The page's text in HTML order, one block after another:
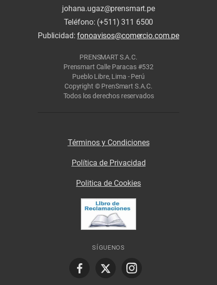
johana.ugaz@prensmart.pe
Teléfono: (+511) 311 6500
Publicidad:fonoavisos@comercio.com.pe
PRENSMART S.A.C.
Prensmart Calle Paracas #532
Pueblo Libre, Lima - Perú
Copyright © PrenSmart S.A.C.
Todos los derechos reservados
Términos y Condiciones
Política de Privacidad
Politica de Cookies
SÍGUENOS